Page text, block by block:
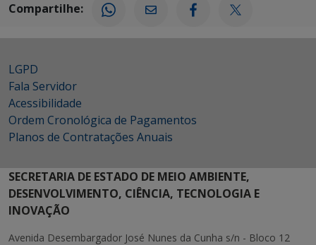
Compartilhe:
LGPD
Fala Servidor
Acessibilidade
Ordem Cronológica de Pagamentos
Planos de Contratações Anuais
SECRETARIA DE ESTADO DE MEIO AMBIENTE,
DESENVOLVIMENTO, CIÊNCIA, TECNOLOGIA E
INOVAÇÃO
Avenida Desembargador José Nunes da Cunha s/n - Bloco 12